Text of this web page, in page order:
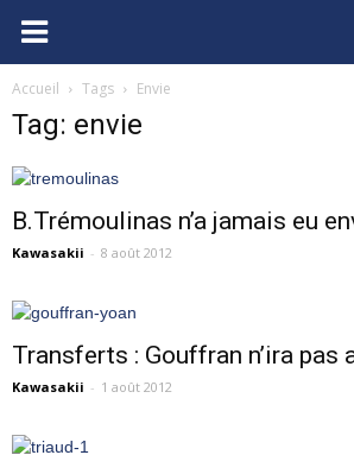
FCGB.net
Accueil Tags Envie
Tag: envie
B.Trémoulinas n’a jamais eu
Kawasakii - 8 août 2012
Transferts : Gouffran n’ira pas
Kawasakii - 1 août 2012